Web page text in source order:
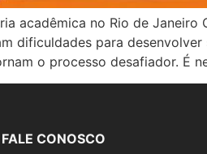
acadêmica no Rio de
dificuldades para
o processo desafiador. É
FALE CONOSCO